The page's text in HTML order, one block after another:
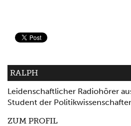
RALPH
Leidenschaftlicher Radiohörer
Student der
ZUM PROFIL